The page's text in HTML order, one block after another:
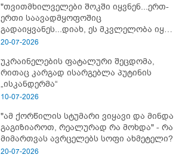
"თვითმხილველები შოკში იყვნენ...ერთ-
ერთი საავადმყოფოშიც
გადაიყვანეს...დიახ, ეს მკვლელობა იყო"
- გორში დატრიალებული ტრაგედიის
20-07-2026
უკრაინელების ფატალური შეცდომა,
რითაც კარგად ისარგებლა პუტინის
„ისკანდერმა“
10-07-2026
"ამ ქორწილის სტუმარი ვიყავი და მინდა
გაგიზიაროთ, რეალურად რა მოხდა" - რა
მიმართვას ავრცელებს სოფი ახმეტელი?
20-07-2026